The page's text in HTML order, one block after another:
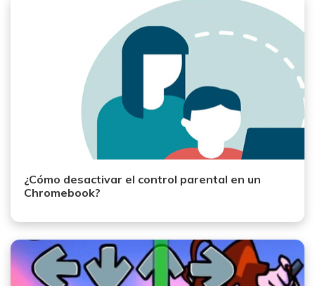
¿Cómo desactivar el control parental en un
Chromebook?